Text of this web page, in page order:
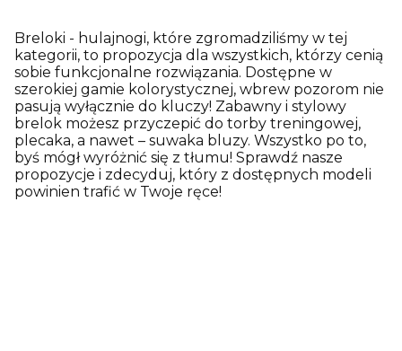
Breloki - hulajnogi, które zgromadziliśmy w tej
kategorii, to propozycja dla wszystkich, którzy cenią
sobie funkcjonalne rozwiązania. Dostępne w
szerokiej gamie kolorystycznej, wbrew pozorom nie
pasują wyłącznie do kluczy! Zabawny i stylowy
brelok możesz przyczepić do torby treningowej,
plecaka, a nawet – suwaka bluzy. Wszystko po to,
byś mógł wyróżnić się z tłumu! Sprawdź nasze
propozycje i zdecyduj, który z dostępnych modeli
powinien trafić w Twoje ręce!